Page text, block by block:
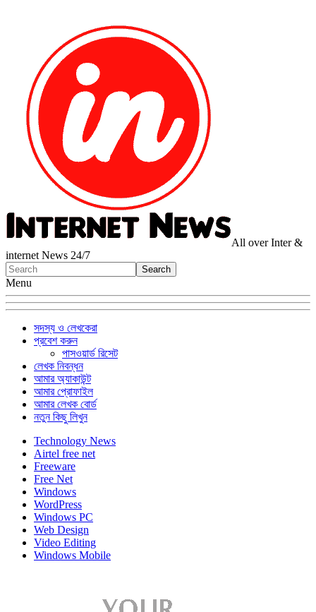
All over Inter &
internet News 24/7
Menu
সদস্য ও লেখকেরা
প্রবেশ করুন
পাসওয়ার্ড রিসেট
লেখক নিবন্ধন
আমার অ্যাকাউন্ট
আমার প্রোফাইল
আমার লেখক বোর্ড
নতুন কিছু লিখুন
Technology News
Airtel free net
Freeware
Free Net
Windows
WordPress
Windows PC
Web Design
Video Editing
Windows Mobile